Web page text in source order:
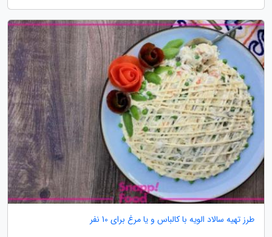
طرز تهیه سالاد الویه با کالباس و یا مرغ برای 10 نفر